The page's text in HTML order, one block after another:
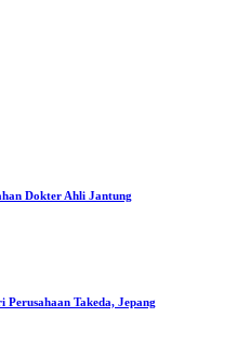
Dokter Ahli Jantung
Takeda, Jepang